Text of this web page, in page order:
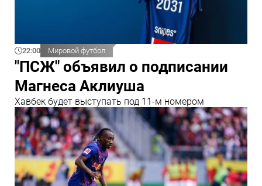
22:00 Мировой футбол
"ПСЖ" объявил о подписании
Магнеса Аклиуша
Хавбек будет выступать под 11-м номером